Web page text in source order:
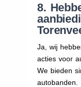
8.
Ja, wij
acties voor
We bieden
autobanden.